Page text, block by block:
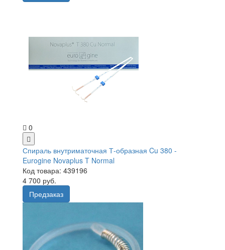
0
Спираль внутриматочная Т-образная Cu 380 -
Eurogine Novaplus T Normal
Код товара: 439196
4 700 руб.
Предзаказ